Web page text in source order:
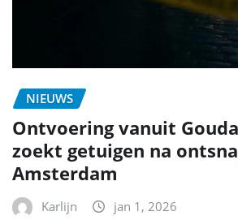
NIEUWS
Ontvoering vanuit
zoekt getuigen na
Amsterdam
Karlijn jan 1, 2026